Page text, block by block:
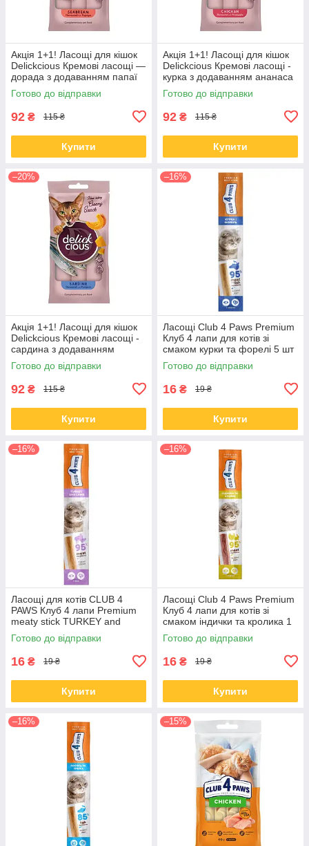
Акція 1+1! Ласощі для кішок
Delickcious Кремові ласощі —
дорада з додаванням папаї
60 гр
Готово до відправки
92 ₴ 115 ₴
Купити
Акція 1+1! Ласощі для кішок
Delickcious Кремові ласощі -
курка з додаванням ананаса
60 гр
Готово до відправки
92 ₴ 115 ₴
Купити
–20%
Акція 1+1! Ласощі для кішок
Delickcious Кремові ласощі -
сардина з додаванням
гарбуза 60 гр
Готово до відправки
92 ₴ 115 ₴
Купити
–16%
Ласощі Club 4 Paws Premium
Клуб 4 лапи для котів зі
смаком курки та форелі 5 шт
Готово до відправки
16 ₴ 19 ₴
Купити
–16%
Ласощі для котів CLUB 4
PAWS Клуб 4 лапи Premium
meaty stick TURKEY and
LAMB м'ясна паличка індичка
та ягня 5 гр
Готово до відправки
16 ₴ 19 ₴
Купити
–16%
Ласощі Club 4 Paws Premium
Клуб 4 лапи для котів зі
смаком індички та кролика 1
шт.
Готово до відправки
16 ₴ 19 ₴
Купити
–16% –15%